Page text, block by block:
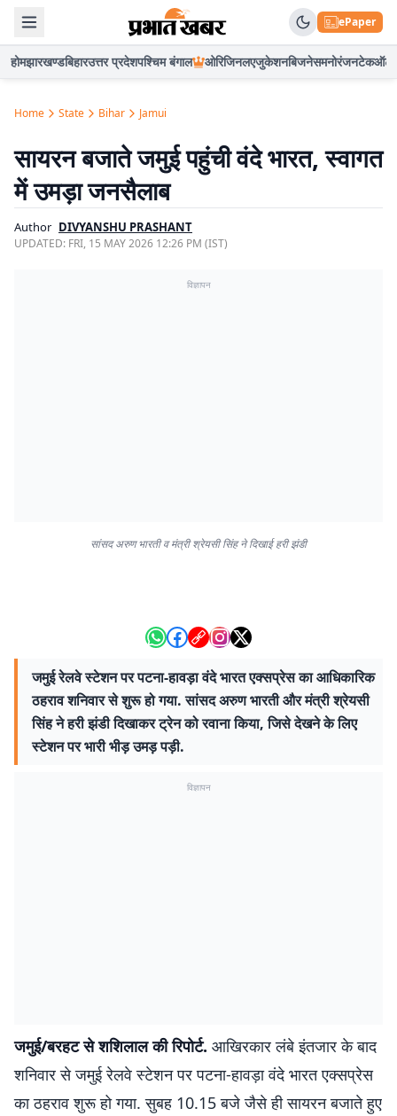
ePaper
होमझारखण्डबिहारउत्तर प्रदेशपश्चिम बंगाल ओरिजिनलएजुकेशनबिजनेसमनोरंजनटेकऑटो
Home State Bihar Jamui
सायरन बजाते जमुई पहुंची वंदे भारत, स्वागत
में उमड़ा जनसैलाब
Author DIVYANSHU PRASHANT
UPDATED: FRI, 15 MAY 2026 12:26 PM (IST)
विज्ञापन
सांसद अरुण भारती व मंत्री श्रेयसी सिंह ने दिखाई हरी झंडी
जमुई रेलवे स्टेशन पर पटना-हावड़ा वंदे भारत एक्सप्रेस का आधिकारिक
ठहराव शनिवार से शुरू हो गया. सांसद अरुण भारती और मंत्री श्रेयसी
सिंह ने हरी झंडी दिखाकर ट्रेन को रवाना किया, जिसे देखने के लिए
स्टेशन पर भारी भीड़ उमड़ पड़ी.
विज्ञापन
जमुई/बरहट से शशिलाल की रिपोर्ट. आखिरकार लंबे इंतजार के बाद
शनिवार से जमुई रेलवे स्टेशन पर पटना-हावड़ा वंदे भारत एक्सप्रेस
का ठहराव शुरू हो गया. सुबह 10.15 बजे जैसे ही सायरन बजाते हुए